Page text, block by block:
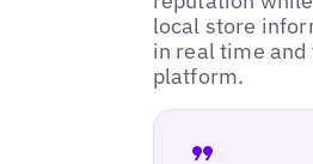
local store
in real time and
platform.